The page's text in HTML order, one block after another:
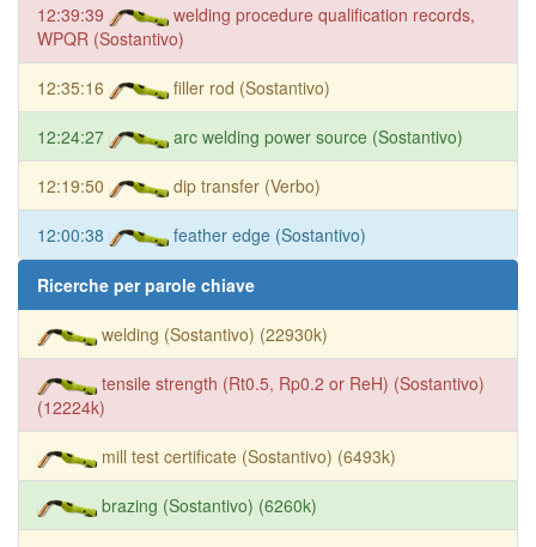
12:39:39
welding procedure qualification records,
WPQR (Sostantivo)
12:35:16 filler rod (Sostantivo)
12:24:27 arc welding power source (Sostantivo)
12:19:50 dip transfer (Verbo)
12:00:38 feather edge (Sostantivo)
Ricerche per parole chiave
welding (Sostantivo) (22930k)
tensile strength (Rt0.5, Rp0.2 or ReH) (Sostantivo)
(12224k)
mill test certificate (Sostantivo) (6493k)
brazing (Sostantivo) (6260k)